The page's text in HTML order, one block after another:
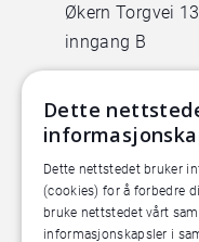
Økern Torgvei
inngang B
Dette
Dette nettstedet bruker
(cookies) for å forbedre
bruke nettstedet vårt
informasjonskapsler i